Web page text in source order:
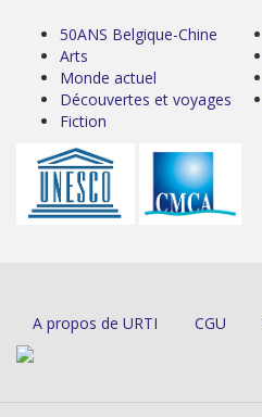
50ANS Belgique-Chine
Arts
Monde actuel
Découvertes et voyages
Fiction
A propos de URTI CGU